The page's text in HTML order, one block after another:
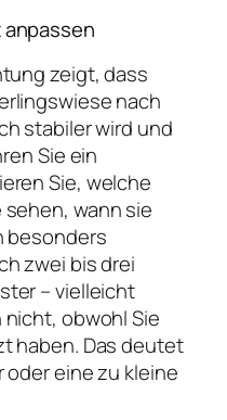
zeigt, dass
nach
stabiler wird und
Sie ein
Sie, welche
wann sie
besonders
zwei bis drei
– vielleicht
obwohl Sie
haben. Das deutet
eine zu kleine